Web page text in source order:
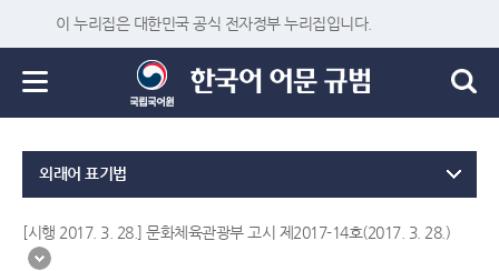
이 누리집은 대한민국 공식 전자정부 누리집입니다.
외래어 표기법
[시행 2017. 3. 28.] 문화체육관광부 고시 제2017-14호(2017. 3. 28.)